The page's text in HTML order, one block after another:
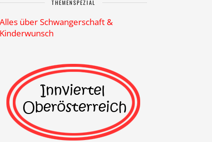
THEMENSPEZIAL
Alles über Schwangerschaft &
Kinderwunsch